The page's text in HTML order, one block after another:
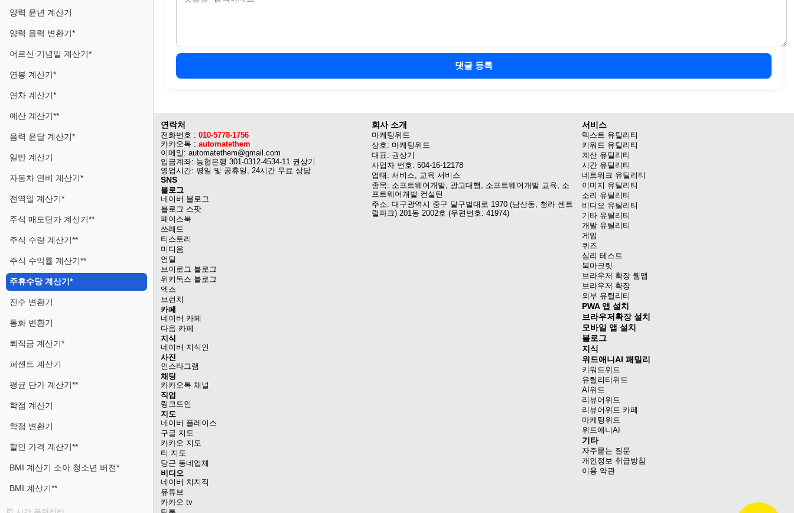
양력 윤년 계산기
양력 음력 변환기*
어르신 기념일 계산기*
연봉 계산기*
연차 계산기*
예산 계산기**
음력 윤달 계산기*
일반 계산기
자동차 연비 계산기*
전역일 계산기*
주식 매도단가 계산기**
주식 수량 계산기**
주식 수익률 계산기**
주휴수당 계산기*
진수 변환기
통화 변환기
퇴직금 계산기*
퍼센트 계산기
평균 단가 계산기**
학점 계산기
학점 변환기
할인 가격 계산기**
BMI 계산기 소아 청소년 버전*
BMI 계산기**
댓글 등록
연락처
전화번호 : 010-5778-1756
카카오톡 : automatethem
이메일: automatethem@gmail.com
입금계좌: 농협은행 301-0312-4534-11 권상기
영업시간: 평일 및 공휴일, 24시간 무료 상담
SNS
블로그
네이버 블로그
블로그 스팟
페이스북
쓰레드
티스토리
미디움
언틸
브이로그 블로그
위키독스 블로그
엑스
브런치
카페
네이버 카페
다음 카페
지식
네이버 지식인
사진
인스타그램
채팅
카카오톡 채널
직업
링크드인
지도
네이버 플레이스
구글 지도
카카오 지도
티 지도
당근 동네업체
비디오
네이버 치지직
유튜브
카카오 tv
회사 소개
마케팅위드
상호: 마케팅위드
대표: 권상기
사업자 번호: 504-16-12178
업태: 서비스, 교육 서비스
종목: 소프트웨어개발, 광고대행, 소프트웨어개발 교육, 소
프트웨어개발 컨설틴
주소: 대구광역시 중구 달구벌대로 1970 (남산동, 청라 센트
럴파크) 201동 2002호 (우편번호: 41974)
서비스
텍스트 유틸리티
키워드 유틸리티
계산 유틸리티
시간 유틸리티
네트워크 유틸리티
이미지 유틸리티
소리 유틸리티
비디오 유틸리티
기타 유틸리티
개발 유틸리티
게임
퀴즈
심리 테스트
북마크릿
브라우저 확장 웹앱
브라우저 확장
외부 유틸리티
PWA 앱 설치
브라우저확장 설치
모바일 앱 설치
블로그
지식
위드애니AI 패밀리
키워드위드
유틸리티위드
AI위드
리뷰어위드
리뷰어위드 카페
마케팅위드
위드애니AI
기타
자주묻는 질문
개인정보 취급방침
이용 약관